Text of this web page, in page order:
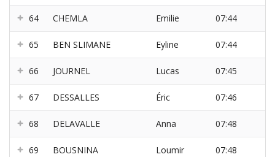
64 CHEMLA Emilie 07:44
65 BEN SLIMANE Eyline 07:44
66 JOURNEL Lucas 07:45
67 DESSALLES Éric 07:46
68 DELAVALLE Anna 07:48
69 BOUSNINA Loumir 07:48